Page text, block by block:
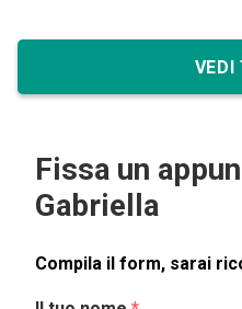
VEDI
Fissa un
Gabriella
Compila il form, sarai